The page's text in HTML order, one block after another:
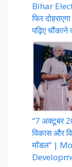
Bihar
फिर
पढ़िए चौंकाने
“7 अक्टूबर
विकास और
मॉडल” |